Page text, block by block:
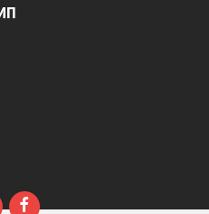
Facebook